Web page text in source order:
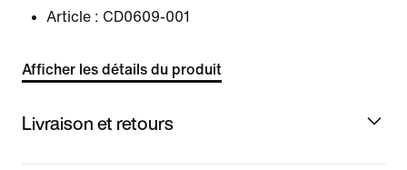
Article : CD0609-001
Afficher les détails du produit
Livraison et retours